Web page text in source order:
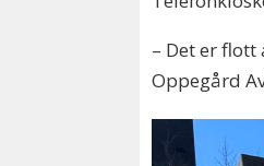
– Det er
Oppegård